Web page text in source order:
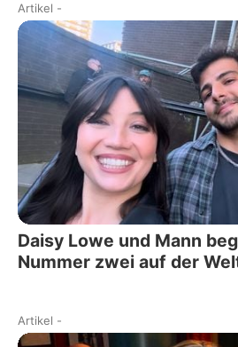
Artikel -
Daisy Lowe und Mann
Nummer zwei auf der
Artikel -